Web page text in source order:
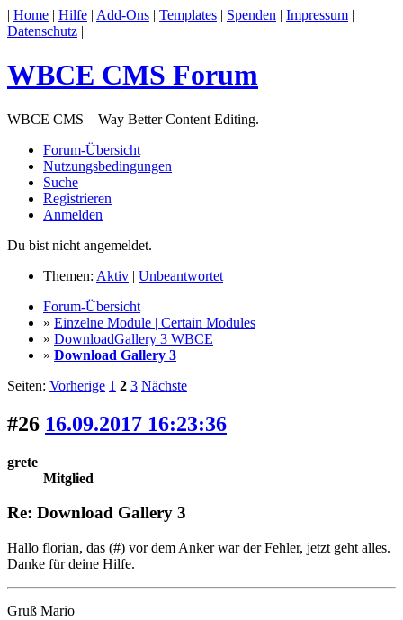
| Home | Hilfe | Add-Ons | Templates | Spenden | Impressum |
Datenschutz |
WBCE CMS Forum
WBCE CMS – Way Better Content Editing.
Forum-Übersicht
Nutzungsbedingungen
Suche
Registrieren
Anmelden
Du bist nicht angemeldet.
Themen: Aktiv | Unbeantwortet
Forum-Übersicht
» Einzelne Module | Certain Modules
» DownloadGallery 3 WBCE
» Download Gallery 3
Seiten: Vorherige 1 2 3 Nächste
#26 16.09.2017 16:23:36
grete
Mitglied
Re: Download Gallery 3
Hallo florian, das (#) vor dem Anker war der Fehler, jetzt geht alles.
Danke für deine Hilfe.
Gruß Mario